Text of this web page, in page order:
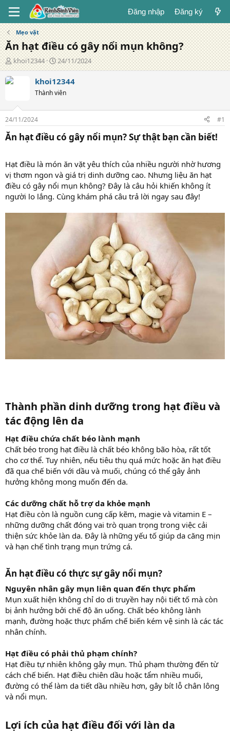
Đăng nhập Đăng ký
Mẹo vặt
Ăn hạt điều có gây nổi mụn không?
T
á
c
ả
khoi12344
N
g
à
y
đ
g
24/11/2024
khoi12344
Thành viên
24/11/2024 #1
Ăn hạt điều có gây nổi mụn? Sự thật bạn cần biết!
Hạt điều là món ăn vặt yêu thích của nhiều người nhờ hương
vị thơm ngon và giá trị dinh dưỡng cao. Nhưng liệu ăn hạt
điều có gây nổi mụn không? Đây là câu hỏi khiến không ít
người lo lắng. Cùng khám phá câu trả lời ngay sau đây!
Thành phần dinh dưỡng trong hạt điều và
tác động lên da
Hạt điều chứa chất béo lành mạnh
Chất béo trong hạt điều là chất béo không bão hòa, rất tốt
cho cơ thể. Tuy nhiên, nếu tiêu thụ quá mức hoặc ăn hạt điều
đã qua chế biến với dầu và muối, chúng có thể gây ảnh
hưởng không mong muốn đến da.
Các dưỡng chất hỗ trợ da khỏe mạnh
Hạt điều còn là nguồn cung cấp kẽm, magie và vitamin E –
những dưỡng chất đóng vai trò quan trọng trong việc cải
thiện sức khỏe làn da. Đây là những yếu tố giúp da căng mịn
và hạn chế tình trạng mụn trứng cá.
Ăn hạt điều có thực sự gây nổi mụn?
Nguyên nhân gây mụn liên quan đến thực phẩm
Mụn xuất hiện không chỉ do di truyền hay nội tiết tố mà còn
bị ảnh hưởng bởi chế độ ăn uống. Chất béo không lành
mạnh, đường hoặc thực phẩm chế biến kém vệ sinh là các tác
nhân chính.
Hạt điều có phải thủ phạm chính?
Hạt điều tự nhiên không gây mụn. Thủ phạm thường đến từ
cách chế biến. Hạt điều chiên dầu hoặc tẩm nhiều muối,
đường có thể làm da tiết dầu nhiều hơn, gây bít lỗ chân lông
và nổi mụn.
Lợi ích của hạt điều đối với làn da